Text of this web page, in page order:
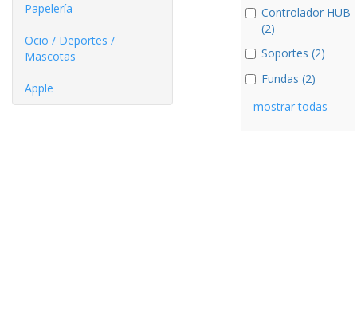
Papelería
Ocio / Deportes /
Mascotas
Apple
Controlador HUB
(2)
Soportes (2)
Fundas (2)
mostrar todas